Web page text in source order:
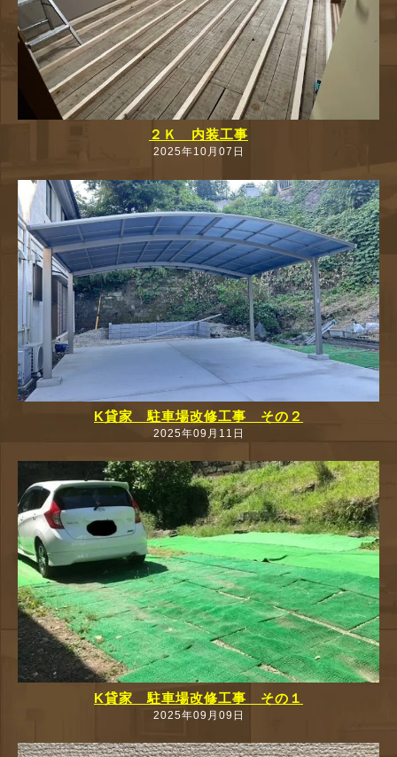
２Ｋ 内装工事
2025年10月07日
K貸家 駐車場改修工事 その２
2025年09月11日
K貸家 駐車場改修工事 その１
2025年09月09日